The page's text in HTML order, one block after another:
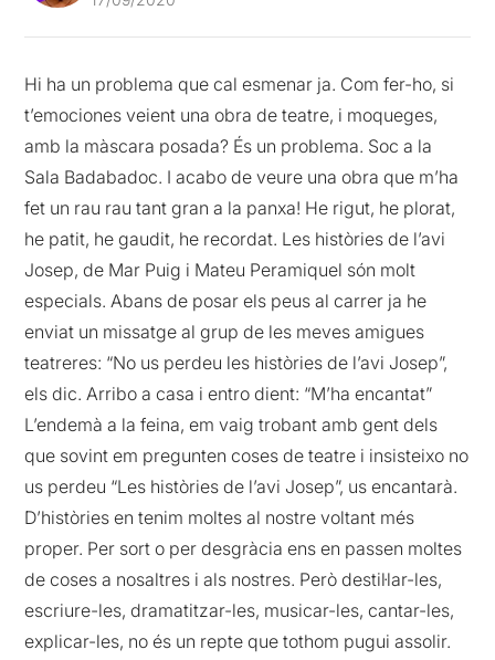
Hi ha un problema que cal esmenar ja. Com fer-ho, si
t’emociones veient una obra de teatre, i moqueges,
amb la màscara posada? És un problema. Soc a la
Sala Badabadoc. I acabo de veure una obra que m’ha
fet un rau rau tant gran a la panxa! He rigut, he plorat,
he patit, he gaudit, he recordat. Les històries de l’avi
Josep, de Mar Puig i Mateu Peramiquel són molt
especials. Abans de posar els peus al carrer ja he
enviat un missatge al grup de les meves amigues
teatreres: “No us perdeu les històries de l’avi Josep”,
els dic. Arribo a casa i entro dient: “M’ha encantat”
L’endemà a la feina, em vaig trobant amb gent dels
que sovint em pregunten coses de teatre i insisteixo no
us perdeu “Les històries de l’avi Josep”, us encantarà.
D’històries en tenim moltes al nostre voltant més
proper. Per sort o per desgràcia ens en passen moltes
de coses a nosaltres i als nostres. Però destil·lar-les,
escriure-les, dramatitzar-les, musicar-les, cantar-les,
explicar-les, no és un repte que tothom pugui assolir.